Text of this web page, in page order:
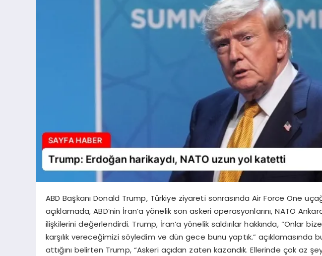
ABD Başkanı Donald Trump, Türkiye ziyareti sonrasında Air Force One
açıklamada, ABD’nin İran’a yönelik son askeri operasyonlarını, NATO
ilişkilerini değerlendirdi. Trump, İran’a yönelik saldırılar hakkında, “Onlar
karşılık vereceğimizi söyledim ve dün gece bunu yaptık.” açıklamasında
attığını belirten Trump, “Askeri açıdan zaten kazandık. Ellerinde çok az